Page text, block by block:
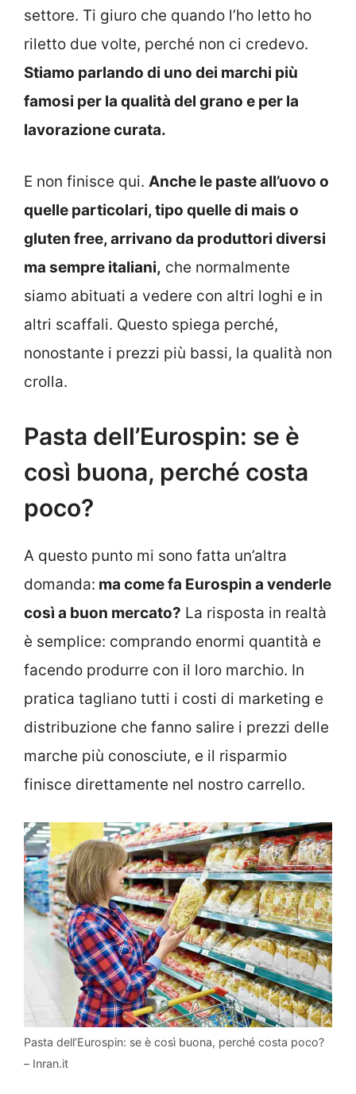
settore. Ti giuro che quando l’ho letto ho
riletto due volte, perché non ci credevo.
Stiamo parlando di uno dei marchi più
famosi per la qualità del grano e per la
lavorazione curata.
E non finisce qui. Anche le paste all’uovo o
quelle particolari, tipo quelle di mais o
gluten free, arrivano da produttori diversi
ma sempre italiani, che normalmente
siamo abituati a vedere con altri loghi e in
altri scaffali. Questo spiega perché,
nonostante i prezzi più bassi, la qualità non
crolla.
Pasta dell’Eurospin: se è
così buona, perché costa
poco?
A questo punto mi sono fatta un’altra
domanda: ma come fa Eurospin a venderle
così a buon mercato? La risposta in realtà
è semplice: comprando enormi quantità e
facendo produrre con il loro marchio. In
pratica tagliano tutti i costi di marketing e
distribuzione che fanno salire i prezzi delle
marche più conosciute, e il risparmio
finisce direttamente nel nostro carrello.
Pasta dell’Eurospin: se è così buona, perché costa poco?
– Inran.it